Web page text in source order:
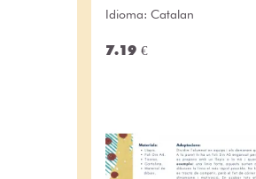
Idioma: Catalan
7.19 €